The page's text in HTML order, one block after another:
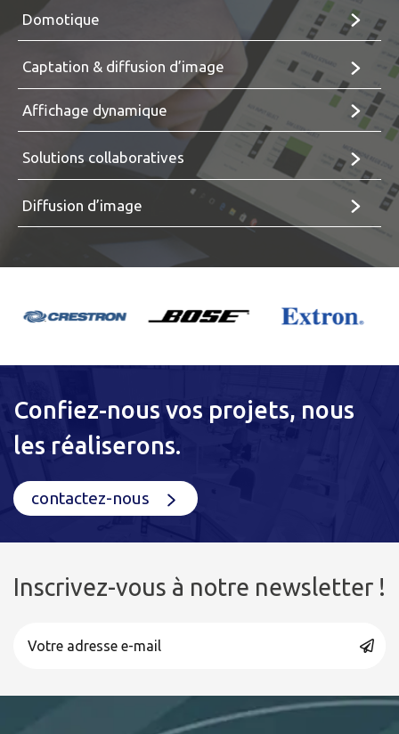
Domotique
Captation & diffusion d’image
Affichage dynamique
Solutions collaboratives
Diffusion d’image
Confiez-nous vos projets, nous
les réaliserons.
contactez-nous
Inscrivez-vous à notre newsletter !